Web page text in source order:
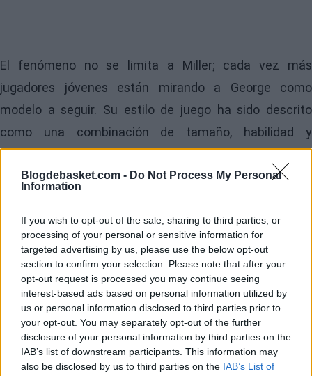
Blogdebasket.com - Do Not Process My Personal
Information
If you wish to opt-out of the sale, sharing to third parties, or
processing of your personal or sensitive information for
targeted advertising by us, please use the below opt-out
section to confirm your selection. Please note that after your
opt-out request is processed you may continue seeing
interest-based ads based on personal information utilized by
us or personal information disclosed to third parties prior to
your opt-out. You may separately opt-out of the further
disclosure of your personal information by third parties on the
IAB’s list of downstream participants. This information may
also be disclosed by us to third parties on the IAB’s List of
El fenómeno no se limita a Miller; cada vez más
jugadores jóvenes están mirando a George como
modelo a seguir. Su estilo de juego ha sido descrito
como una combinación de tamaño, habilidad y
elegancia, lo que lo convierte en un arquetipo ideal para
la nueva generación de jugadores de baloncesto. La
la NBA hasta los campos de baloncesto de institutos y
colegios, donde los jóvenes intentan emular sus
movimientos y su estilo de juego.
Incluso veteranos de la NBA, comoAaron Gordon
Denver Nuggets, admiten haber estudiado y tratado
de imitar los movimientos de George. Gordon elogia la
habilidad de George para crear espacio en la cancha y